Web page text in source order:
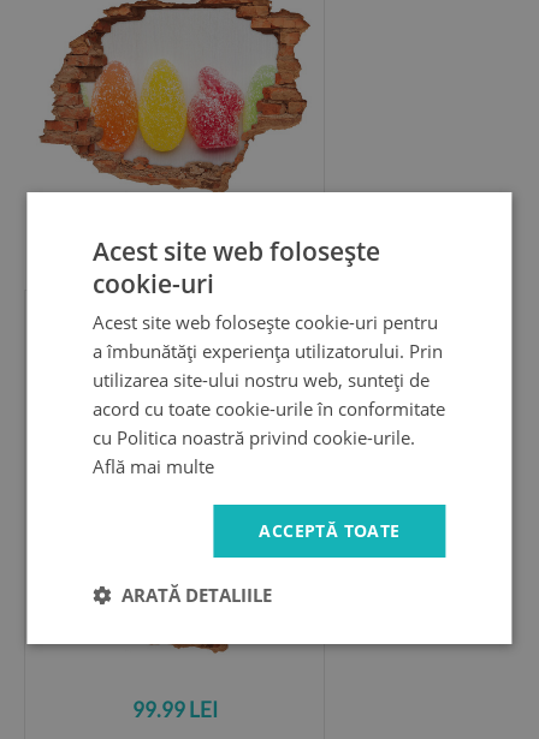
99.99 LEI
Fototapet un zid spart cu
priveliște
Val verde în perete
99.99 LEI
Acest site web folosește
cookie-uri
Acest site web folosește cookie-uri pentru
a îmbunătăți experiența utilizatorului. Prin
utilizarea site-ului nostru web, sunteți de
acord cu toate cookie-urile în conformitate
cu Politica noastră privind cookie-urile.
Află mai multe
ACCEPTĂ TOATE
ARATĂ DETALIILE